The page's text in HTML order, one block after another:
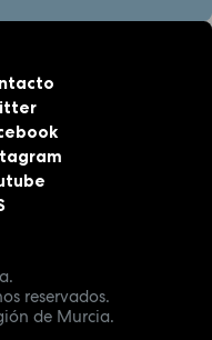
reservados.
de Murcia.